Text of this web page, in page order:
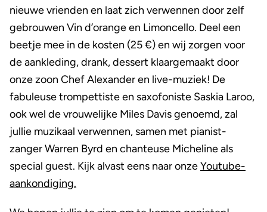
nieuwe vrienden en laat zich verwennen door zelf
gebrouwen Vin d’orange en Limoncello. Deel een
beetje mee in de kosten (25 €) en wij zorgen voor
de aankleding, drank, dessert klaargemaakt door
onze zoon Chef Alexander en live-muziek! De
fabuleuse trompettiste en saxofoniste Saskia Laroo,
ook wel de vrouwelijke Miles Davis genoemd, zal
jullie muzikaal verwennen, samen met pianist-
zanger Warren Byrd en chanteuse Micheline als
special guest. Kijk alvast eens naar onzeYoutube-
aankondiging.